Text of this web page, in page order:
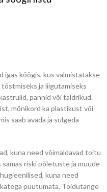
igas köögis, kus valmistatakse
ja liigutamiseks
pannid või taldrikud.
mõnikord ka plastikust või
saab avada ja sulgeda
kuna need võimaldavad toitu
riski põletuste ja muude
kuna need
puutumata. Toidutange